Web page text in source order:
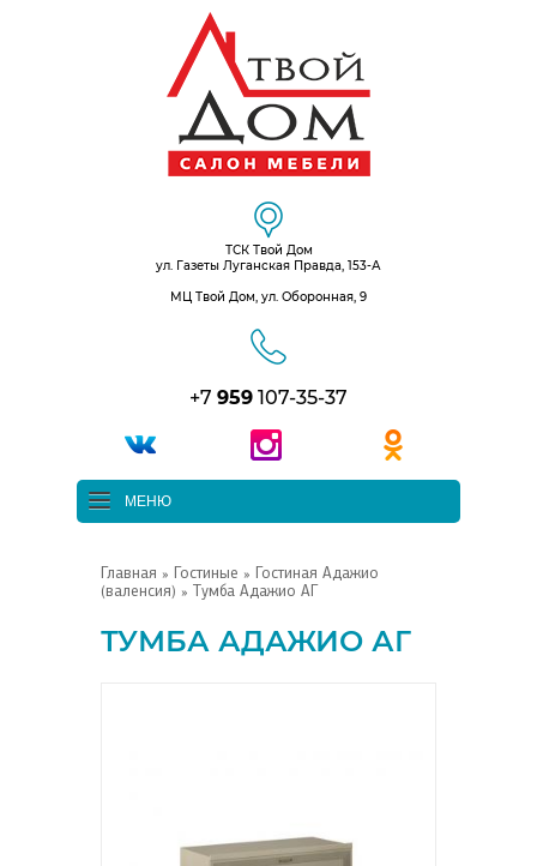
ТСК Твой Дом
ул. Газеты Луганская Правда, 153-А
МЦ Твой Дом, ул. Оборонная, 9
+7 959 107-35-37
МЕНЮ
Главная » Гостиные » Гостиная Адажио
(валенсия) » Тумба Адажио АГ
ТУМБА АДАЖИО АГ